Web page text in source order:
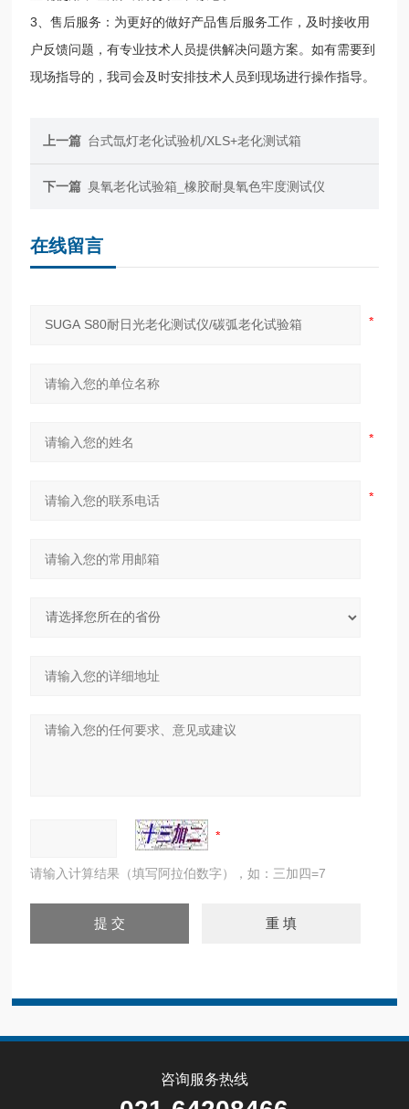
3、售后服务：为更好的做好产品售后服务工作，及时接收用
户反馈问题，有专业技术人员提供解决问题方案。如有需要到
现场指导的，我司会及时安排技术人员到现场进行操作指导。
上一篇 台式氙灯老化试验机/XLS+老化测试箱
下一篇 臭氧老化试验箱_橡胶耐臭氧色牢度测试仪
在线留言
请输入计算结果（填写阿拉伯数字），如：三加四=7
咨询服务热线